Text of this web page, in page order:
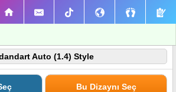
Auto (1.4) Style
Bu Dizaynı Seç